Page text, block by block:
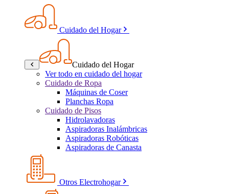
Cuidado del Hogar
Cuidado del Hogar
Ver todo en cuidado del hogar
Cuidado de Ropa
Máquinas de Coser
Planchas Ropa
Cuidado de Pisos
Hidrolavadoras
Aspiradoras Inalámbricas
Aspiradoras Robóticas
Aspiradoras de Canasta
Otros Electrohogar